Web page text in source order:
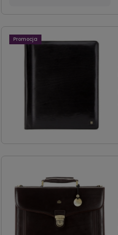
Promocja